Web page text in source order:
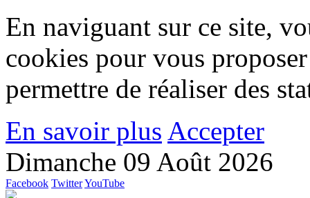
En naviguant sur ce site,
cookies pour vous
permettre de réaliser des
En savoir plus Accepter
Dimanche 09 Août 2026
Facebook TwitterYouTube